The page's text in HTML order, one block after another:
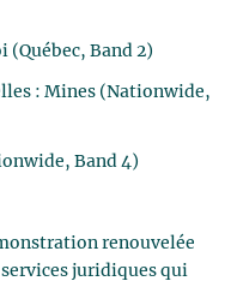
Band 2)
: Mines (Nationwide,
Band 4)
renouvelée
juridiques qui